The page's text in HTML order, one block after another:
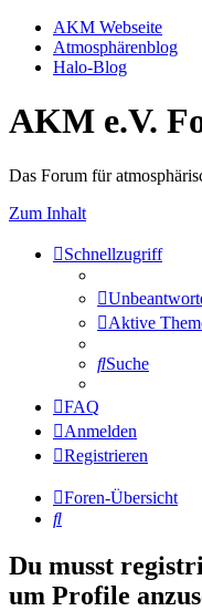
AKM Webseite
Atmosphärenblog
Halo-Blog
AKM e.V.
Das Forum für
Zum Inhalt
Schnellzugriff
Aktive
Suche
FAQ
Anmelden
Registrieren
Foren-Übersicht
Suche
Du musst
um Profile